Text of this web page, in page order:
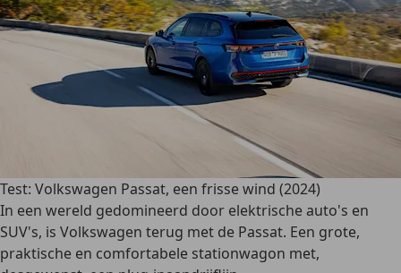
Test: Volkswagen Passat, een frisse wind (2024)
In een wereld gedomineerd door elektrische auto's en
SUV's, is Volkswagen terug met de Passat. Een grote,
praktische en comfortabele stationwagon met,